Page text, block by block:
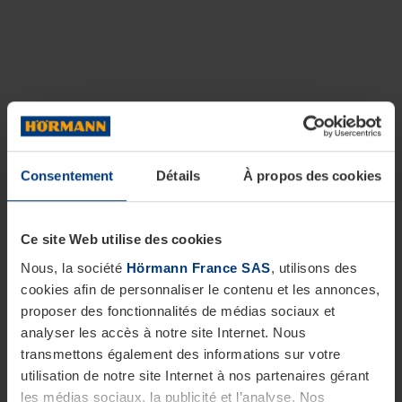
Consentement Détails À propos des cookies
Ce site Web utilise des cookies
Nous, la société Hörmann France SAS, utilisons des
cookies afin de personnaliser le contenu et les annonces,
proposer des fonctionnalités de médias sociaux et
analyser les accès à notre site Internet. Nous
transmettons également des informations sur votre
utilisation de notre site Internet à nos partenaires gérant
les médias sociaux, la publicité et l’analyse. Nos